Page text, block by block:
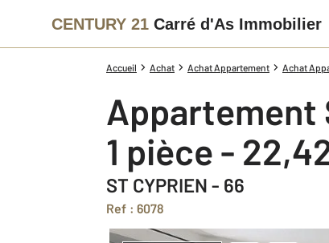
CENTURY 21 Carré d'As Immobilier
Accueil Achat Achat Appartement Achat
1 pièce -
ST CYPRIEN - 66
Ref : 6078